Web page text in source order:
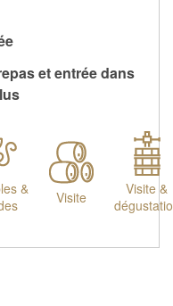
et entrée dans
&
Visite
Visite &